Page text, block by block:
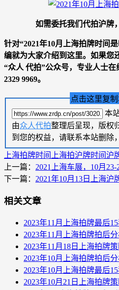
如需委托我们代拍沪牌
针对“2021年10月上海拍牌时间
编就为大家介绍到这里。如果您
“众人 代拍”公众号，专业人士在
2329 9969。
点击这里复
本
由众人代拍整理后呈现，版权
到您的权益，请联系本站删除
上海拍牌时间 上海拍沪牌时间 沪
上一篇： 2021上海车展，10月
下一篇： 2021年10月13日上海沪
相关文章
2023年11月上海拍牌最后
2023年11月上海拍牌拍后分
2023年11月18日上海拍牌
2023年10月上海拍牌拍后分
2023年10月上海拍牌最后
2023年10月21日上海拍牌